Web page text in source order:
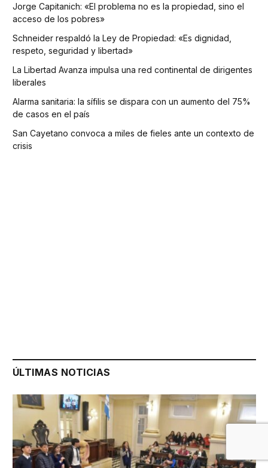
Jorge Capitanich: «El problema no es la propiedad, sino el
acceso de los pobres»
Schneider respaldó la Ley de Propiedad: «Es dignidad,
respeto, seguridad y libertad»
La Libertad Avanza impulsa una red continental de dirigentes
liberales
Alarma sanitaria: la sífilis se dispara con un aumento del 75%
de casos en el país
San Cayetano convoca a miles de fieles ante un contexto de
crisis
ÚLTIMAS NOTICIAS